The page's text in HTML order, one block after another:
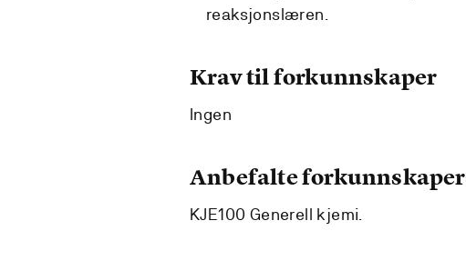
reaksjonslæren.
Krav til forkunnskaper
Ingen
Anbefalte forkunnskaper
KJE100 Generell kjemi.